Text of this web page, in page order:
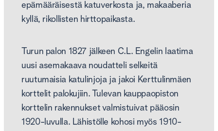
epämääräisestä katuverkosta ja, makaaberia
kyllä, rikollisten hirttopaikasta.
Turun palon 1827 jälkeen C.L. Engelin laatima
uusi asemakaava noudatteli selkeitä
ruutumaisia katulinjoja ja jakoi Kerttulinmäen
korttelit palokujiin. Tulevan kauppaopiston
korttelin rakennukset valmistuivat pääosin
1920-luvulla. Lähistölle kohosi myös 1910-